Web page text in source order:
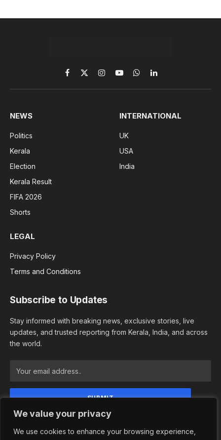
We value your privacy
We use cookies to enhance your browsing experience,
Facebook
X
(Twitter)
InstagramYouTubeWhatsAppLinkedIn
NEWS
Politics
Kerala
Election
Kerala Result
FIFA 2026
Shorts
INTERNATIONAL
UK
USA
India
LEGAL
Privacy Policy
Terms and Conditions
Subscribe to Updates
Stay informed with breaking news, exclusive stories, live
updates, and trusted reporting from Kerala, India, and across
the world.
By signing up, you agree to the our terms and our
Privacy Policy agreement.